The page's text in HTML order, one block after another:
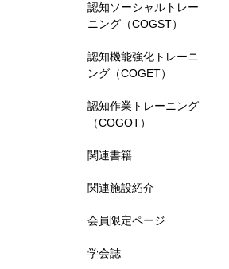
認知ソーシャルトレー
ニング（COGST）
認知機能強化トレーニ
ング（COGET）
認知作業トレーニング
（COGOT）
関連書籍
関連施設紹介
会員限定ページ
学会誌